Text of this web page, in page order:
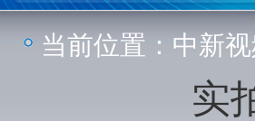
当前位置： 中新
实